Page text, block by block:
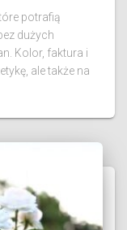
potrafią
dużych
Kolor, faktura i
ale także na